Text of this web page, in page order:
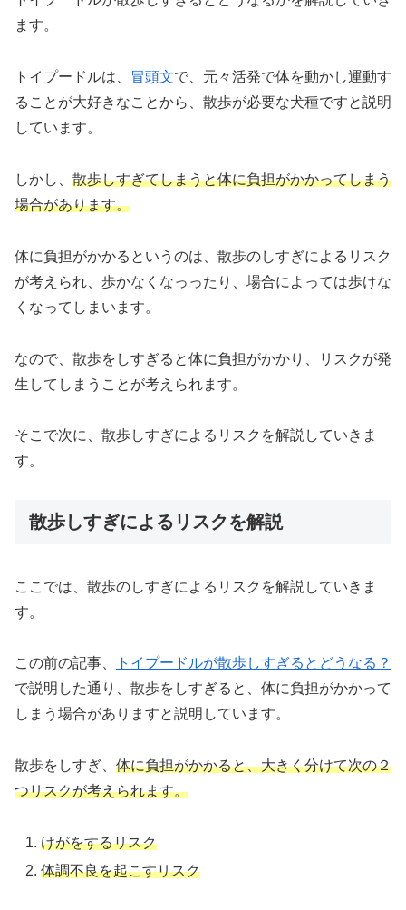
ます。
トイプードルは、 冒頭文で、元々活発で体を動かし運動す
ることが大好きなことから、散歩が必要な犬種ですと説明
しています。
しかし、 散歩しすぎてしまうと体に負担がかかってしまう
場合があります。
体に負担がかかるというのは、散歩のしすぎによるリスク
が考えられ、歩かなくなっったり、場合によっては歩けな
くなってしまいます。
なので、散歩をしすぎると体に負担がかかり、リスクが発
生してしまうことが考えられます。
そこで次に、散歩しすぎによるリスクを解説していきま
す。
散歩しすぎによるリスクを解説
ここでは、散歩のしすぎによるリスクを解説していきま
す。
この前の記事、
トイプードルが散歩しすぎるとどうなる？
で説明した通り、散歩をしすぎると、体に負担がかかって
しまう場合がありますと説明しています。
散歩をしすぎ、 体に負担がかかると、大きく分けて次の２
つリスクが考えられます。
けがをするリスク
体調不良を起こすリスク